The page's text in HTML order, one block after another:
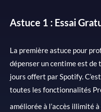
Astuce 1 : Essai
La première astuce pour
dépenser un centime est
jours offert par Spotify.
toutes les fonctionnalités
améliorée à l’accès illimité